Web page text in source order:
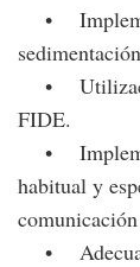
•
•
FIDE.
•
habitual y
•